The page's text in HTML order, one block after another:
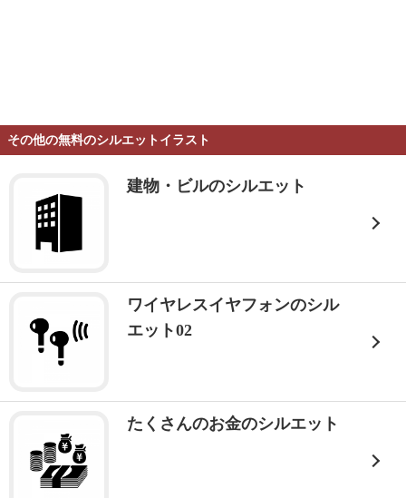
その他の無料のシルエットイラスト
建物・ビルのシルエット
ワイヤレスイヤフォンのシル
エット02
たくさんのお金のシルエット